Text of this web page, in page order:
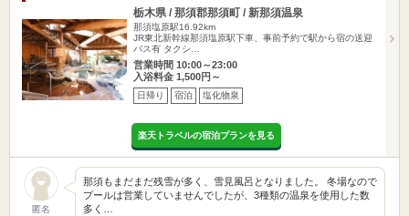
栃木県 / 那須郡那須町 / 新那須温泉
那須塩原駅16.92km
JR東北新幹線那須塩原駅下車、事前予約で駅から宿の送迎
バス有 タクシ…
営業時間 10:00～23:00
入浴料金 1,500円～
日帰り 宿泊 塩化物泉
楽天トラベルの宿泊プランを見る
匿名
那須もまだまだ残雪が多く、雪見風呂となりました。 冬場なので
プールは営業していませんでしたが、3種類の温泉を使用した数
多く…